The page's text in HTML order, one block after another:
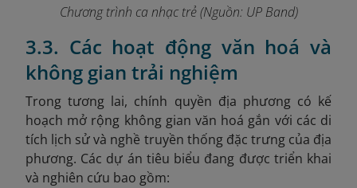
Chương trình ca nhạc trẻ (Nguồn: UP Band)
3.3. Các hoạt động văn hoá và
không gian trải nghiệm
Trong tương lai, chính quyền địa phương có kế
hoạch mở rộng không gian văn hoá gắn với các di
tích lịch sử và nghề truyền thống đặc trưng của địa
phương. Các dự án tiêu biểu đang được triển khai
và nghiên cứu bao gồm: